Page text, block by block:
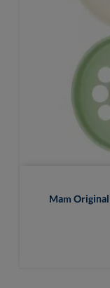
Mam